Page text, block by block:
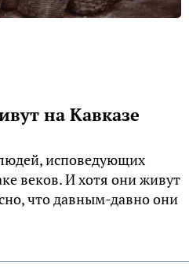
на Кавказе
исповедующих
веков. И хотя они живут
что давным-давно они